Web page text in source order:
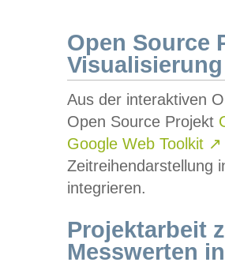
Open Source
Visualisierung
Aus der interaktiven
Open Source Projekt
Google Web Toolkit ↗
Zeitreihendarstellung
integrieren.
Projektarbeit
Messwerten